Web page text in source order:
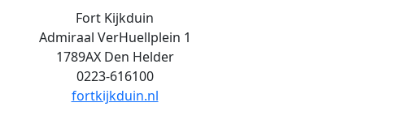
Fort Kijkduin
Admiraal VerHuellplein 1
1789AX Den Helder
0223-616100
fortkijkduin.nl